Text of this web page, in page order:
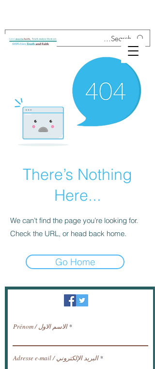
There’s Nothing
Here...
We can’t find the page you’re looking for.
Check the URL, or head back home.
Go Home
النشرة الإخبارية / تلقي الأخبار عبر البريد
Prénom / الاسم الاول
Adresse e-mail / البريد الإلكتروني